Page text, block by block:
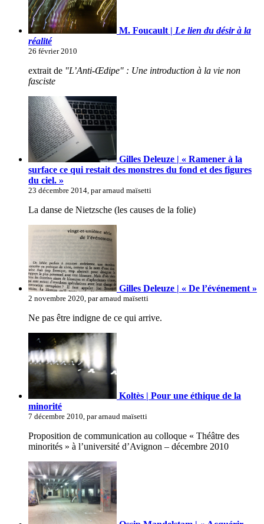
M. Foucault | Le lien du désir à la
réalité
26 février 2010
extrait de "L’Anti-Œdipe" : Une introduction à la vie non
fasciste
Gilles Deleuze | « Ramener à la
surface ce qui restait des monstres du fond et des figures
du ciel. »
23 décembre 2014, par arnaud maïsetti
La danse de Nietzsche (les causes de la folie)
Gilles Deleuze | « De l’événement »
2 novembre 2020, par arnaud maïsetti
Ne pas être indigne de ce qui arrive.
Koltès | Pour une éthique de la
minorité
7 décembre 2010, par arnaud maïsetti
Proposition de communication au colloque « Théâtre des
minorités » à l’université d’Avignon – décembre 2010